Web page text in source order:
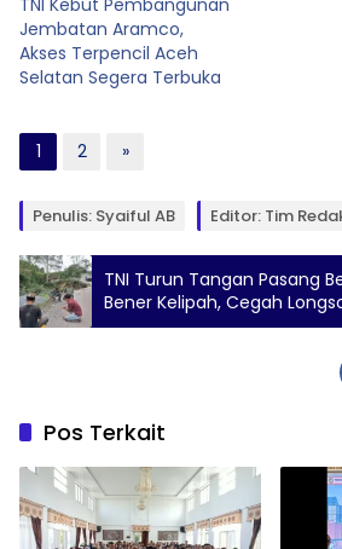
TNI Kebut Pembangunan
Jembatan Aramco,
Akses Terpencil Aceh
Selatan Segera Terbuka
1 2 »
Penulis: Syaiful AB Editor: Tim
TNI Turun Tangan Pasang
Bener Kelipah, Cegah
Jalan Warga
Pos Terkait